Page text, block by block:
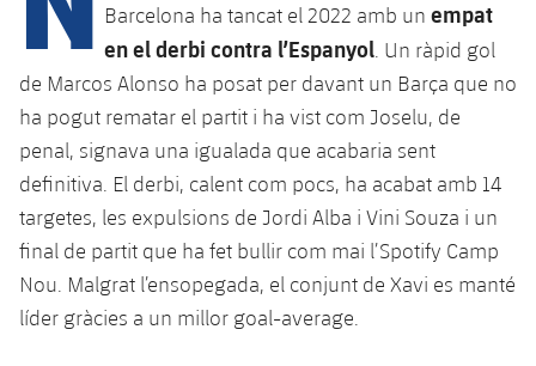
plusicon
més
Instal·lacions
Spotify Camp Nou
Palau Blaugrana
SUB13
SUB12
SUB11 A
SUB11 B
SUB10 A
SUB13 B
SUB12 C
SUB11 C
Entrades
Gameday Shows
Resultats
Classificacions
Jugadors
Base
Barça Atlètic
Junior
Cadet A
Cadet B
Infantil A
Campus Estiu
PLUSICON
MÉS
plusicon
més
Actualitat
Calendari
Entrades
plusicon
més
Actualitat
Calendari
Base
plusicon
més
Actualitat
Barcelona ha tancat el 2022 amb un empat
en el derbi contra l’Espanyol . Un ràpid gol
de Marcos Alonso ha posat per davant un Barça que no
ha pogut rematar el partit i ha vist com Joselu, de
penal, signava una igualada que acabaria sent
definitiva. El derbi, calent com pocs, ha acabat amb 14
targetes, les expulsions de Jordi Alba i Vini Souza i un
final de partit que ha fet bullir com mai l’Spotify Camp
Nou. Malgrat l’ensopegada, el conjunt de Xavi es manté
líder gràcies a un millor goal-average.